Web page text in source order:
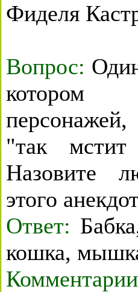
Фиделя
Вопрос:
котором
персонажей,
"так мстит
Назовите
этого
Ответ:
кошка,